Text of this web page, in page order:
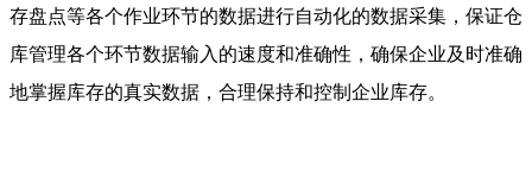
存盘点等各个作业环节的数据进行自动化的数据采集，保证仓
库管理各个环节数据输入的速度和准确性，确保企业及时准确
地掌握库存的真实数据，合理保持和控制企业库存。